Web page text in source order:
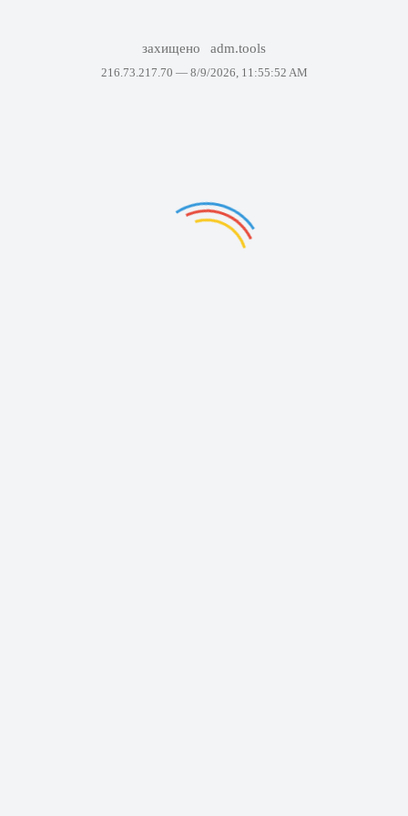
захищено adm.tools
216.73.217.70 — 8/9/2026, 11:55:52 AM